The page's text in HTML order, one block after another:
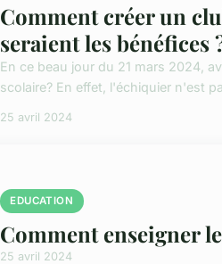
Comment créer un
seraient les bénéfices
En ce beau jour du 21 mars 2024,
scolaire? En effet, l'échiquier n'est
25 avril 2024
EDUCATION
Comment enseigner
25 avril 2024